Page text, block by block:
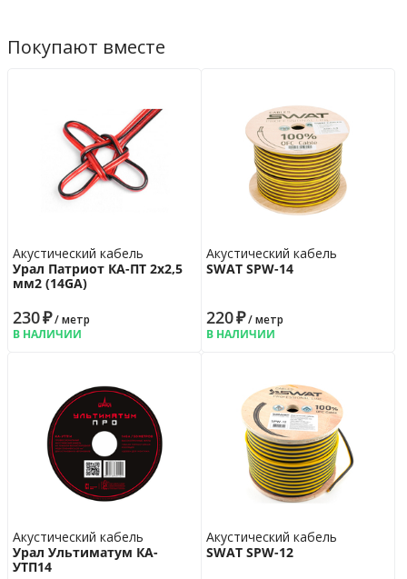
Покупают вместе
Акустический кабель
Урал Патриот КА-ПТ 2х2,5
мм2 (14GA)
230₽/ метр
В НАЛИЧИИ
Акустический кабель
SWAT SPW-14
220₽/ метр
В НАЛИЧИИ
Акустический кабель
Урал Ультиматум КА-
УTП14
Акустический кабель
SWAT SPW-12